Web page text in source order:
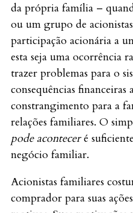
da própria família –
ou um grupo de
participação acionária a
esta seja uma ocorrência
trazer problemas para o
consequências financeiras
constrangimento para a
relações familiares. O
pode aconteceré
negócio familiar.
Acionistas familiares
comprador para suas